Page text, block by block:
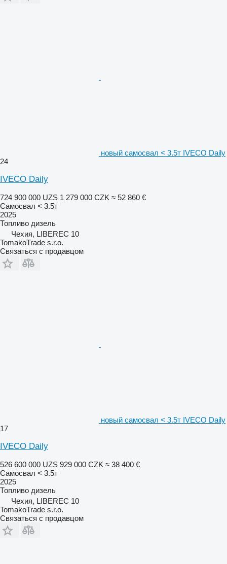
новый самосвал < 3.5т IVECO Daily
24
IVECO Daily
724 900 000 UZS 1 279 000 CZK ≈ 52 860 €
Самосвал < 3.5т
2025
Топливо дизель
Чехия, LIBEREC 10
TomakoTrade s.r.o.
Связаться с продавцом
новый самосвал < 3.5т IVECO Daily
17
IVECO Daily
526 600 000 UZS 929 000 CZK ≈ 38 400 €
Самосвал < 3.5т
2025
Топливо дизель
Чехия, LIBEREC 10
TomakoTrade s.r.o.
Связаться с продавцом